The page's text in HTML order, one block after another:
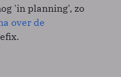
'in planning', zo
over de